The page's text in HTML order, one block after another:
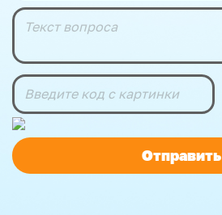
Отправить